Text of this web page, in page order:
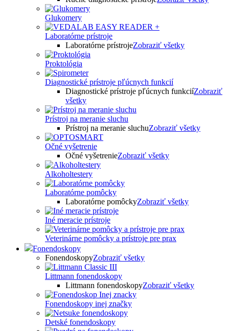
Glukomery
Laboratórne prístroje
Laboratórne prístrojeZobraziť všetky
Proktológia
Diagnostické prístroje pľúcnych funkcií
Diagnostické prístroje pľúcnych funkciíZobraziť
všetky
Prístroj na meranie sluchu
Prístroj na meranie sluchuZobraziť všetky
Očné vyšetrenie
Očné vyšetrenieZobraziť všetky
Alkoholtestery
Laboratórne pomôcky
Laboratórne pomôckyZobraziť všetky
Iné meracie prístroje
Veterinárne pomôcky a prístroje pre prax
Fonendoskopy
FonendoskopyZobraziť všetky
Littmann fonendoskopy
Littmann fonendoskopyZobraziť všetky
Fonendoskopy inej značky
Detské fonendoskopy